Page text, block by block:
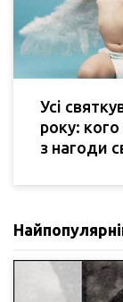
Усі
року:
з нагоди